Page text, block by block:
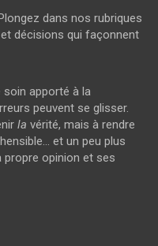
dans nos rubriques
décisions qui façonnent
soin apporté à la
peuvent se glisser.
la vérité, mais à rendre
et un peu plus
propre opinion et ses